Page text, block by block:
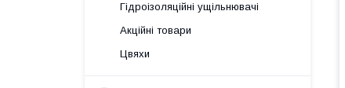
Гідроізоляційні ущільнювачі
Акційні товари
Цвяхи